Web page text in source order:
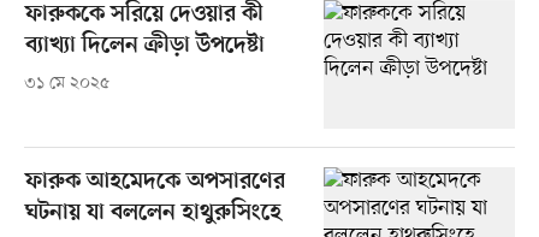
ফারুককে সরিয়ে দেওয়ার কী
ব্যাখ্যা দিলেন ক্রীড়া উপদেষ্টা
৩১ মে ২০২৫
ফারুক আহমেদকে অপসারণের
ঘটনায় যা বললেন হাথুরুসিংহে